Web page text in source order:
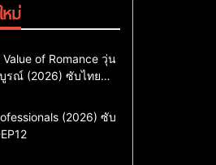
หม่
Drama
ซีรี่ย์เกาหลี
ซับไทย
of Romance วุ่น
รณ์ (2026) ซับไทย
Comedy
ซีรี่ย์เกาหลี
(2026) ซับ